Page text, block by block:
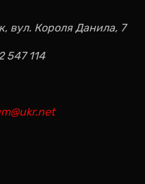
вул. Короля Данила, 7
547 114